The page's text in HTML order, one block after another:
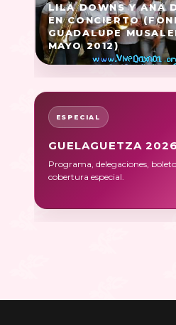
LILA DOWNS Y ANA
EN CONCIERTO
GUADALUPE
MAYO 2012)
ESPECIAL
GUELAGUETZA 2026
Programa, delegaciones,
cobertura especial.